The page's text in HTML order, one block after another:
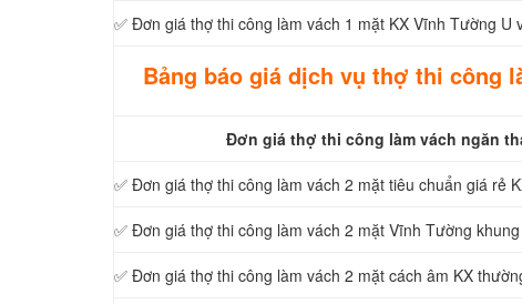
✅ Đơn giá thợ thi công làm vách 1 mặt KX Vĩnh Tường
Bảng báo giá dịch vụ thợ thi công
Đơn giá thợ thi công làm vách ngăn
✅ Đơn giá thợ thi công làm vách 2 mặt tiêu chuẩn giá rẻ
✅ Đơn giá thợ thi công làm vách 2 mặt Vĩnh Tường
✅ Đơn giá thợ thi công làm vách 2 mặt cách âm KX